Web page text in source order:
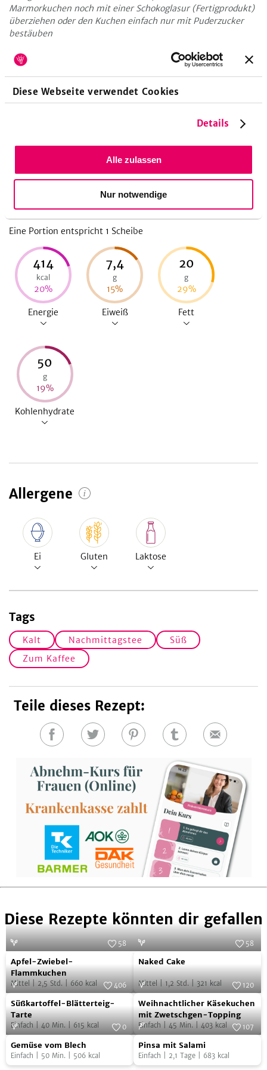
Diese Webseite verwendet Cookies
Details
Alle zulassen
Nur notwendige
Marmorkuchen noch mit einer Schokoglasur (Fertigprodukt)
überziehen oder den Kuchen einfach nur mit Puderzucker
bestäuben
Zubereitungsdauer
20 Minuten
Vorbereitungszeit
Nährwerte pro Portion
Eine Portion entspricht 1 Scheibe
414
kcal
20%
Energie
7,4
g
15%
Eiweiß
20
g
29%
Fett
50
g
19%
Kohlenhydrate
Allergene
Ei Gluten Laktose
Tags
Kalt Nachmittagstee
Süß
Zum Kaffee
Teile dieses Rezept:
Auf
teilen
Auf
teilen
Auf
teilen
Auf
teilen
E-
Diese Rezepte könnten dir gefallen
Apfel-
Zwiebel-
Flammkuchen
Foto: Franziska von "Have a Try"
58
Apfel-Zwiebel-
Flammkuchen
Mittel 2,5 Std. 660 kcal
Naked
Cake
58
Naked Cake
Mittel 1,2 Std. 321 kcal
Süßkartoffel-
Blätterteig-
Tarte
Foto: SevenCooks
406
Süßkartoffel-Blätterteig-
Tarte
Einfach 40 Min. 615 kcal
Weihnachtlicher
Käsekuchen
mit
Zwetschgen-
Topping
Foto: SevenCooks
120
Weihnachtlicher Käsekuchen
mit Zwetschgen-Topping
Einfach 45 Min. 403 kcal
Gemüse
vom
Foto:
0
Gemüse vom Blech
Einfach 50 Min. 506 kcal
Pinsa
mit
Foto:
107
Pinsa mit Salami
Einfach 2,1 Tage 683 kcal